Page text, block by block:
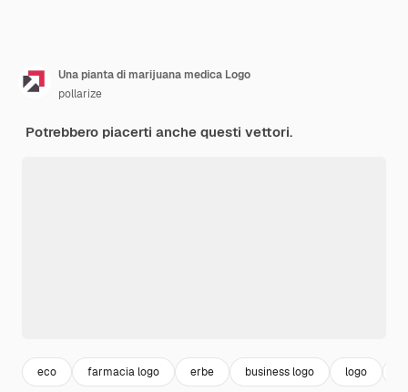
Una pianta di marijuana medica Logo
pollarize
Potrebbero piacerti anche questi vettori.
eco farmacia logo erbe business logo logo